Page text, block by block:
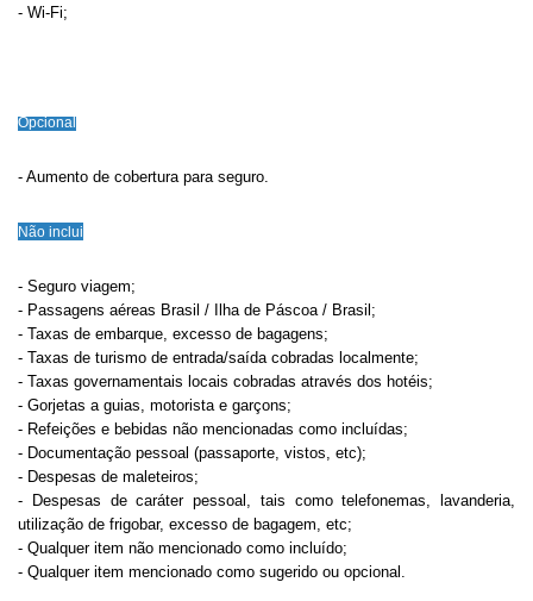
- Wi-Fi;
Opcional
- Aumento de cobertura para seguro.
Não inclui
- Seguro viagem;
- Passagens aéreas Brasil / Ilha de Páscoa / Brasil;
- Taxas de embarque, excesso de bagagens;
- Taxas de turismo de entrada/saída cobradas localmente;
- Taxas governamentais locais cobradas através dos hotéis;
- Gorjetas a guias, motorista e garçons;
- Refeições e bebidas não mencionadas como incluídas;
- Documentação pessoal (passaporte, vistos, etc);
- Despesas de maleteiros;
- Despesas de caráter pessoal, tais como telefonemas, lavanderia,
utilização de frigobar, excesso de bagagem, etc;
- Qualquer item não mencionado como incluído;
- Qualquer item mencionado como sugerido ou opcional.